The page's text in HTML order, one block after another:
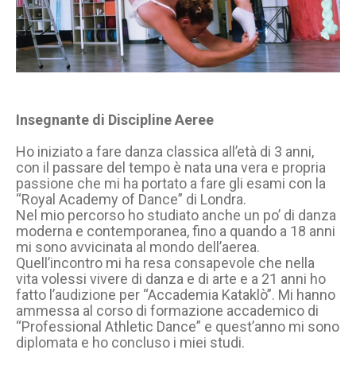
Insegnante di Discipline Aeree
Ho iniziato a fare danza classica all’età di 3 anni,
con il passare del tempo è nata una vera e propria
passione che mi ha portato a fare gli esami con la
“Royal Academy of Dance” di Londra.
Nel mio percorso ho studiato anche un po’ di danza
moderna e contemporanea, fino a quando a 18 anni
mi sono avvicinata al mondo dell’aerea.
Quell’incontro mi ha resa consapevole che nella
vita volessi vivere di danza e di arte e a 21 anni ho
fatto l’audizione per “Accademia Kataklò”. Mi hanno
ammessa al corso di formazione accademico di
“Professional Athletic Dance” e quest’anno mi sono
diplomata e ho concluso i miei studi.